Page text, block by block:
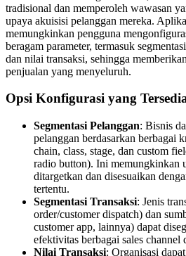
tradisional dan memperoleh wawasan
upaya akuisisi pelanggan mereka.
memungkinkan pengguna
beragam parameter, termasuk
dan nilai transaksi, sehingga
penjualan yang menyeluruh.
Opsi Konfigurasi yang
Segmentasi Pelanggan: Bisnis
pelanggan berdasarkan berbagai
chain, class, stage, dan custom
radio button). Ini memungkinkan
ditargetkan dan disesuaikan
tertentu.
Segmentasi Transaksi: Jenis
order/customer dispatch) dan
customer app, lainnya) dapat
efektivitas berbagai sales channel
Nilai Transaksi: Organisasi